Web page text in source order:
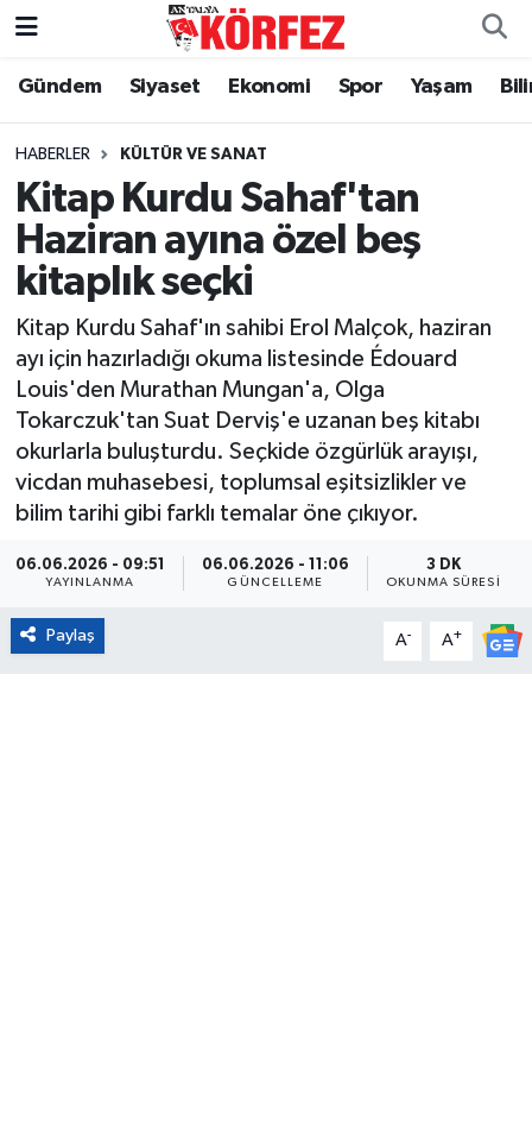
Gündem Siyaset Ekonomi Spor Yaşam
HABERLER KÜLTÜR VE SANAT
Kitap Kurdu Sahaf'tan
Haziran ayına özel beş
kitaplık seçki
Kitap Kurdu Sahaf'ın sahibi Erol Malçok, haziran
ayı için hazırladığı okuma listesinde Édouard
Louis'den Murathan Mungan'a, Olga
Tokarczuk'tan Suat Derviş'e uzanan beş kitabı
okurlarla buluşturdu. Seçkide özgürlük arayışı,
vicdan muhasebesi, toplumsal eşitsizlikler ve
bilim tarihi gibi farklı temalar öne çıkıyor.
06.06.2026 - 09:51
YAYINLANMA
06.06.2026 - 11:06
GÜNCELLEME
3 DK
OKUNMA SÜRESI
Paylaş A- A+
Gündem
Siyaset
Yerel Yönetim
Ekonomi
Spor
Yaşam
Asayiş
Dünya
Eğitim
Sağlık
Nöbetçi Eczaneler
Hava Durumu
Trafik Durumu
Süper Lig Puan Durumu ve Fikstür
Tüm Manşetler
Son Dakika Haberleri
Haber Arşivi